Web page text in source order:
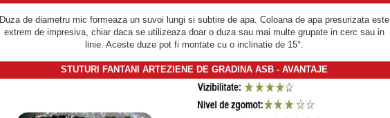
Duza de diametru mic formeaza un suvoi lungi si subtire de apa. Coloana de apa presurizata este
extrem de impresiva, chiar daca se utilizeaza doar o duza sau mai multe grupate in cerc sau in
linie. Aceste duze pot fi montate cu o inclinatie de 15°.
STUTURI FANTANI ARTEZIENE DE GRADINA ASB - AVANTAJE